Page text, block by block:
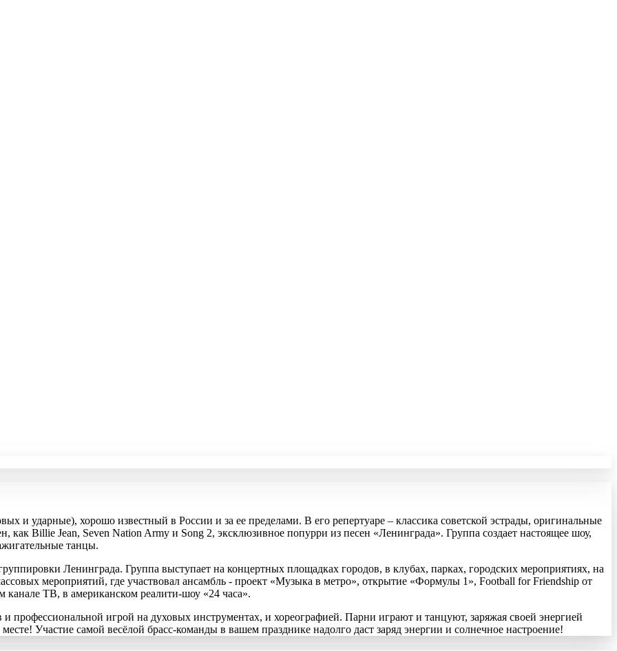
и ударные), хорошо известный в России и за ее пределами. В его репертуаре – классика советской эстрады, оригинальные
как Billie Jean, Seven Nation Army и Song 2, эксклюзивное попурри из песен «Ленинграда». Группа создает настоящее шоу,
танцы.
Ленинграда. Группа выступает на концертных площадках городов, в клубах, парках, городских мероприятиях, на
мероприятий, где участвовал ансамбль - проект «Музыка в метро», открытие «Формулы 1», Football for Friendship от
канале ТВ, в американском реалити-шоу «24 часа».
профессиональной игрой на духовых инструментах, и хореографией. Парни играют и танцуют, заряжая своей энергией
Участие самой весёлой брасс-команды в вашем празднике надолго даст заряд энергии и солнечное настроение!